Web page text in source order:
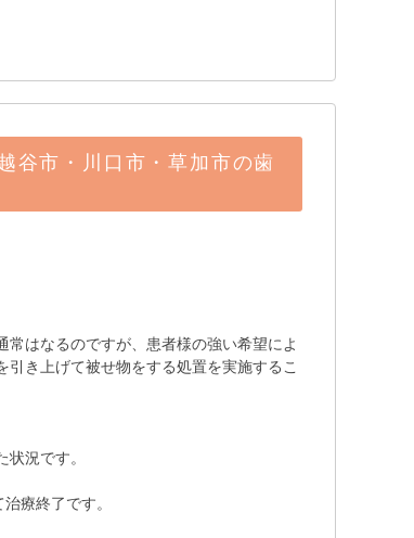
谷市・川口市・草加市の歯
はなるのですが、患者様の強い希望によ
き上げて被せ物をする処置を実施するこ
況です。
療終了です。